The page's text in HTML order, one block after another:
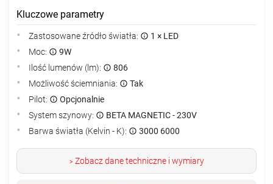
Kluczowe parametry
Zastosowane źródło światła:
1 × LED
Moc:
9W
Ilość lumenów (lm):
806
Możliwość ściemniania:
Tak
Pilot:
Opcjonalnie
System szynowy:
BETA MAGNETIC - 230V
Barwa światła (Kelvin - K):
3000 6000
>Zobacz dane techniczne i wymiary